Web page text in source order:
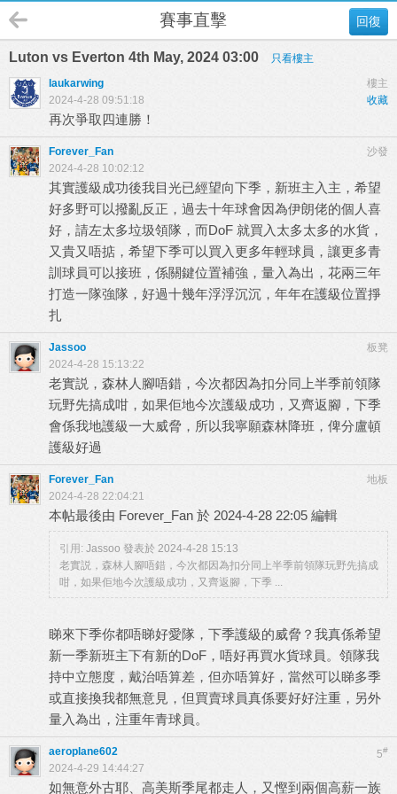
回復
賽事直擊
Luton vs Everton 4th May, 2024 03:00
只看樓主
樓主
laukarwing
收藏
2024-4-28 09:51:18
再次爭取四連勝！
沙發
Forever_Fan
2024-4-28 10:02:12
其實護級成功後我目光已經望向下季，新班主入主，希望
好多野可以撥亂反正，過去十年球會因為伊朗佬的個人喜
好，請左太多垃圾領隊，而DoF 就買入太多太多的水貨，
又貴又唔掂，希望下季可以買入更多年輕球員，讓更多青
訓球員可以接班，係關鍵位置補強，量入為出，花兩三年
打造一隊強隊，好過十幾年浮浮沉沉，年年在護級位置掙
扎
板凳
Jassoo
2024-4-28 15:13:22
老實説，森林人腳唔錯，今次都因為扣分同上半季前領隊
玩野先搞成咁，如果佢地今次護級成功，又齊返腳，下季
會係我地護級一大威脅，所以我寧願森林降班，俾分盧頓
護級好過
地板
Forever_Fan
2024-4-28 22:04:21
本帖最後由 Forever_Fan 於 2024-4-28 22:05 編輯
引用: Jassoo 發表於 2024-4-28 15:13
老實説，森林人腳唔錯，今次都因為扣分同上半季前領隊玩野先搞成
咁，如果佢地今次護級成功，又齊返腳，下季 ...
睇來下季你都唔睇好愛隊，下季護級的威脅？我真係希望
新一季新班主下有新的DoF，唔好再買水貨球員。領隊我
持中立態度，戴治唔算差，但亦唔算好，當然可以睇多季
或直接換我都無意見，但買賣球員真係要好好注重，另外
量入為出，注重年青球員。
5#
aeroplane602
2024-4-29 14:44:27
如無意外古耶、高美斯季尾都走人，又慳到兩個高薪一族